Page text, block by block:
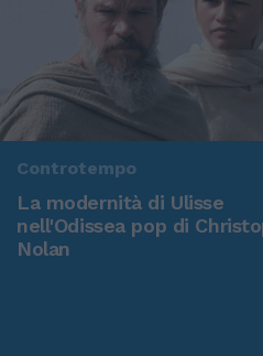
Controtempo
La modernità di Ulisse
nell'Odissea pop di
Nolan